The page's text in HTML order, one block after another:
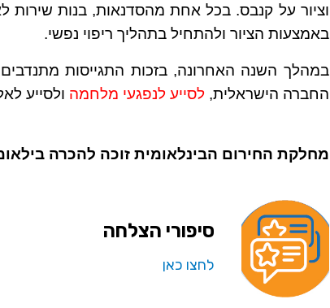
וציור על קנבס. בכל אחת מהסדנאות, בנות שירות
באמצעות הציור ולהתחיל בתהליך ריפוי נפשי.
במהלך השנה האחרונה, בזכות התגייסות
החברה הישראלית,לסייע לנפגעי מלחמה ולסייע
מחלקת החירום הבינלאומית זוכה להכרה
סיפורי הצלחה
לחצו כאן